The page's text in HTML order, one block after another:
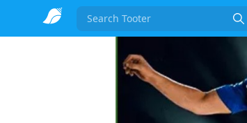
Search